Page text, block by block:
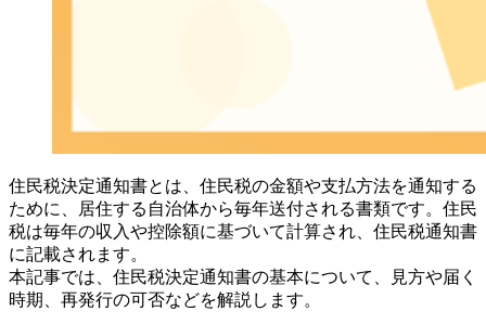
住民税決定通知書とは、住民税の金額や支払方法を通知する
ために、居住する自治体から毎年送付される書類です。住民
税は毎年の収入や控除額に基づいて計算され、住民税通知書
に記載されます。
本記事では、住民税決定通知書の基本について、見方や届く
時期、再発行の可否などを解説します。